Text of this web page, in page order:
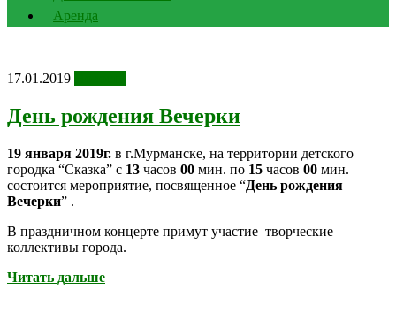
Аренда
17.01.2019
День рождения Вечерки
19 января 2019г. в г.Мурманске, на территории детского
городка “Сказка” с 13 часов 00 мин. по 15 часов 00 мин.
состоится мероприятие, посвященное “День рождения
Вечерки” .
В праздничном концерте примут участие творческие
коллективы города.
Читать дальше